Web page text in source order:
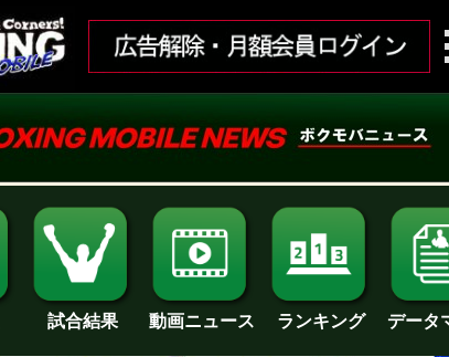
試合結果 動画ニュース ランキング データ